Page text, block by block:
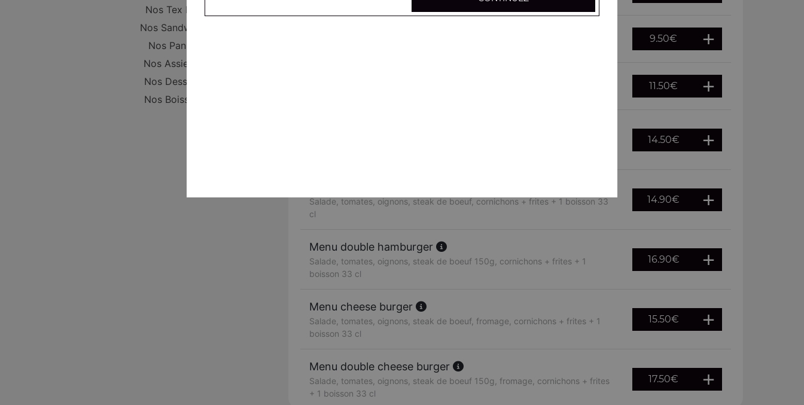
Nos Tex Mex
Nos Sandwichs
Nos Paninis
Nos Assiettes
Nos Desserts
Nos Boissons
9.50€
11.50€
14.50€
Salade, tomates, oignons, steak de boeuf, cornichons + frites + 1 boisson 33
cl
14.90€
Menu double hamburger
Salade, tomates, oignons, steak de boeuf 150g, cornichons + frites + 1
boisson 33 cl
16.90€
Menu cheese burger
Salade, tomates, oignons, steak de boeuf, fromage, cornichons + frites + 1
boisson 33 cl
15.50€
Menu double cheese burger
Salade, tomates, oignons, steak de boeuf 150g, fromage, cornichons + frites
+ 1 boisson 33 cl
17.50€